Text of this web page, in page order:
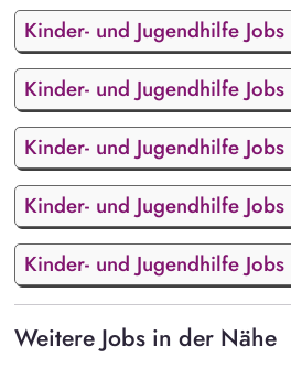
Kinder- und Jugendhilfe
Kinder- und Jugendhilfe
Kinder- und Jugendhilfe
Kinder- und Jugendhilfe
Kinder- und Jugendhilfe
Weitere Jobs in der Nähe